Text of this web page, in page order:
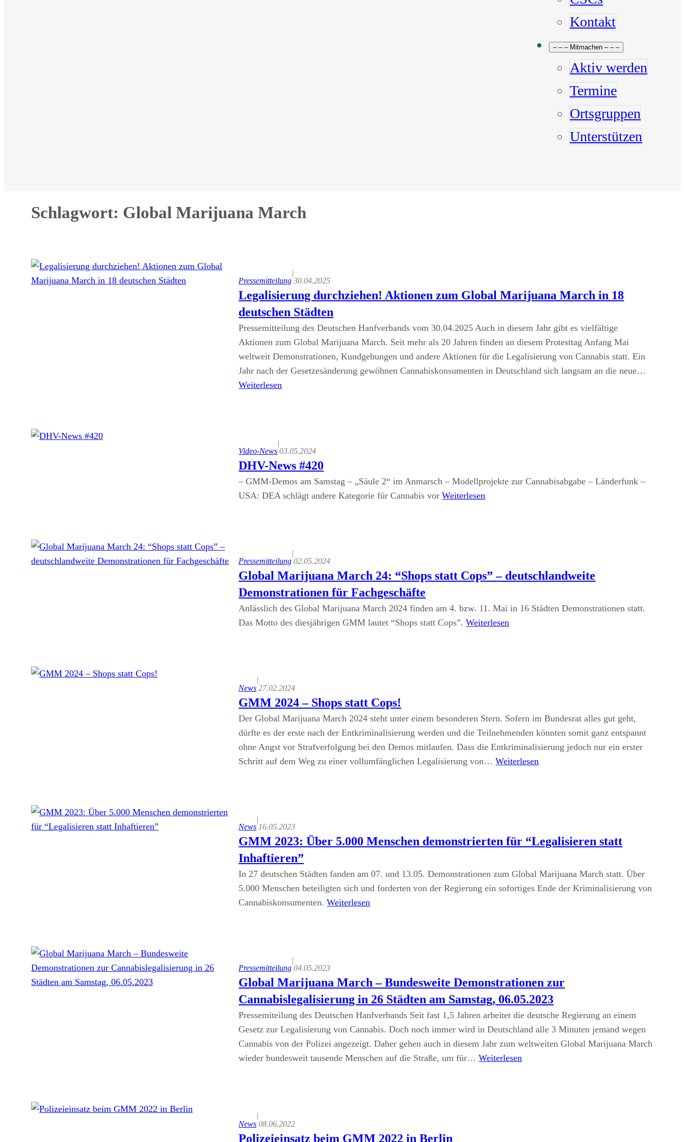
Kontakt
– – – Mitmachen – – –
Aktiv werden
Termine
Ortsgruppen
Unterstützen
Schlagwort: Global Marijuana March
Pressemitteilung
|
30.04.2025
Legalisierung durchziehen! Aktionen zum Global Marijuana March in 18
deutschen Städten
Pressemitteilung des Deutschen Hanfverbands vom 30.04.2025 Auch in diesem Jahr gibt es vielfältige
Aktionen zum Global Marijuana March. Seit mehr als 20 Jahren finden an diesem Protesttag Anfang Mai
weltweit Demonstrationen, Kundgebungen und andere Aktionen für die Legalisierung von Cannabis statt. Ein
Jahr nach der Gesetzesänderung gewöhnen Cannabiskonsumenten in Deutschland sich langsam an die neue…
Weiterlesen
Video-News
|
03.05.2024
DHV-News #420
– GMM-Demos am Samstag – „Säule 2“ im Anmarsch – Modellprojekte zur Cannabisabgabe – Länderfunk –
USA: DEA schlägt andere Kategorie für Cannabis vorWeiterlesen
Pressemitteilung
|
02.05.2024
Global Marijuana March 24: “Shops statt Cops” – deutschlandweite
Demonstrationen für Fachgeschäfte
Anlässlich des Global Marijuana March 2024 finden am 4. bzw. 11. Mai in 16 Städten Demonstrationen statt.
Das Motto des diesjährigen GMM lautet “Shops statt Cops”.Weiterlesen
News
|
27.02.2024
GMM 2024 – Shops statt Cops!
Der Global Marijuana March 2024 steht unter einem besonderen Stern. Sofern im Bundesrat alles gut geht,
dürfte es der erste nach der Entkriminalisierung werden und die Teilnehmenden könnten somit ganz entspannt
ohne Angst vor Strafverfolgung bei den Demos mitlaufen. Dass die Entkriminalisierung jedoch nur ein erster
Schritt auf dem Weg zu einer vollumfänglichen Legalisierung von…Weiterlesen
News
|
16.05.2023
GMM 2023: Über 5.000 Menschen demonstrierten für “Legalisieren statt
Inhaftieren”
In 27 deutschen Städten fanden am 07. und 13.05. Demonstrationen zum Global Marijuana March statt. Über
5.000 Menschen beteiligten sich und forderten von der Regierung ein sofortiges Ende der Kriminalisierung von
Cannabiskonsumenten.Weiterlesen
Pressemitteilung
|
04.05.2023
Global Marijuana March – Bundesweite Demonstrationen zur
Cannabislegalisierung in 26 Städten am Samstag, 06.05.2023
Pressemiteilung des Deutschen Hanfverbands Seit fast 1,5 Jahren arbeitet die deutsche Regierung an einem
Gesetz zur Legalisierung von Cannabis. Doch noch immer wird in Deutschland alle 3 Minuten jemand wegen
Cannabis von der Polizei angezeigt. Daher gehen auch in diesem Jahr zum weltweiten Global Marijuana March
wieder bundesweit tausende Menschen auf die Straße, um für…Weiterlesen
News
|
08.06.2022
Polizeieinsatz beim GMM 2022 in Berlin